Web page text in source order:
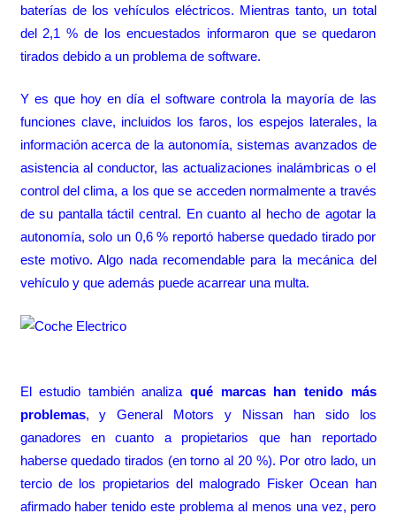
baterías de los vehículos eléctricos. Mientras tanto, un total
del 2,1 % de los encuestados informaron que se quedaron
tirados debido a un problema de software.
Y es que hoy en día el software controla la mayoría de las
funciones clave, incluidos los faros, los espejos laterales, la
información acerca de la autonomía, sistemas avanzados de
asistencia al conductor, las actualizaciones inalámbricas o el
control del clima, a los que se acceden normalmente a través
de su pantalla táctil central. En cuanto al hecho de agotar la
autonomía, solo un 0,6 % reportó haberse quedado tirado por
este motivo. Algo nada recomendable para la mecánica del
vehículo y que además puede acarrear una multa.
El estudio también analiza qué marcas han tenido más
problemas, y General Motors y Nissan han sido los
ganadores en cuanto a propietarios que han reportado
haberse quedado tirados (en torno al 20 %). Por otro lado, un
tercio de los propietarios del malogrado Fisker Ocean han
afirmado haber tenido este problema al menos una vez, pero